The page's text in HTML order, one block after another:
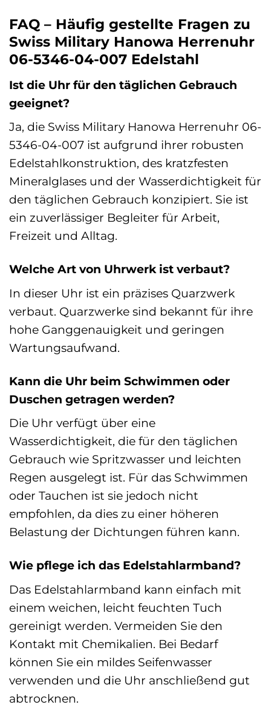
FAQ – Häufig gestellte Fragen zu
Swiss Military Hanowa Herrenuhr
06-5346-04-007 Edelstahl
Ist die Uhr für den täglichen Gebrauch
geeignet?
Ja, die Swiss Military Hanowa Herrenuhr 06-
5346-04-007 ist aufgrund ihrer robusten
Edelstahlkonstruktion, des kratzfesten
Mineralglases und der Wasserdichtigkeit für
den täglichen Gebrauch konzipiert. Sie ist
ein zuverlässiger Begleiter für Arbeit,
Freizeit und Alltag.
Welche Art von Uhrwerk ist verbaut?
In dieser Uhr ist ein präzises Quarzwerk
verbaut. Quarzwerke sind bekannt für ihre
hohe Ganggenauigkeit und geringen
Wartungsaufwand.
Kann die Uhr beim Schwimmen oder
Duschen getragen werden?
Die Uhr verfügt über eine
Wasserdichtigkeit, die für den täglichen
Gebrauch wie Spritzwasser und leichten
Regen ausgelegt ist. Für das Schwimmen
oder Tauchen ist sie jedoch nicht
empfohlen, da dies zu einer höheren
Belastung der Dichtungen führen kann.
Wie pflege ich das Edelstahlarmband?
Das Edelstahlarmband kann einfach mit
einem weichen, leicht feuchten Tuch
gereinigt werden. Vermeiden Sie den
Kontakt mit Chemikalien. Bei Bedarf
können Sie ein mildes Seifenwasser
verwenden und die Uhr anschließend gut
abtrocknen.